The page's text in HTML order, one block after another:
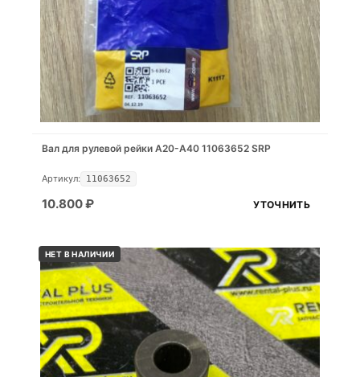
Вал для рулевой рейки A20-A40 11063652 SRP
Артикул: 11063652
10.800₽ УТОЧНИТЬ
НЕТ В НАЛИЧИИ